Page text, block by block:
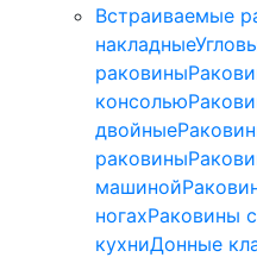
Встраиваемые
накладные
раковины
консолью
двойные
раковины
машиной
ногахРаковины
кухниДонные